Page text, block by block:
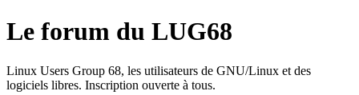
Le forum du LUG68
Linux Users Group 68, les utilisateurs de GNU/Linux et des
logiciels libres. Inscription ouverte à tous.